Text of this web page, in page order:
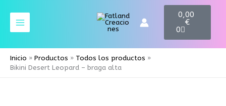
contenido
0,00
€
0
C
a
t
Inicio Productos
Todos los productos
Bikini Desert Leopard – braga alta